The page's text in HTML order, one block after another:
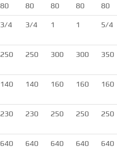
80 80 80 80 80
3/4 3/4 1 1 5/4
250 250 300 300 350
140 140 160 160 160
230 230 250 250 250
640 640 640 640 640